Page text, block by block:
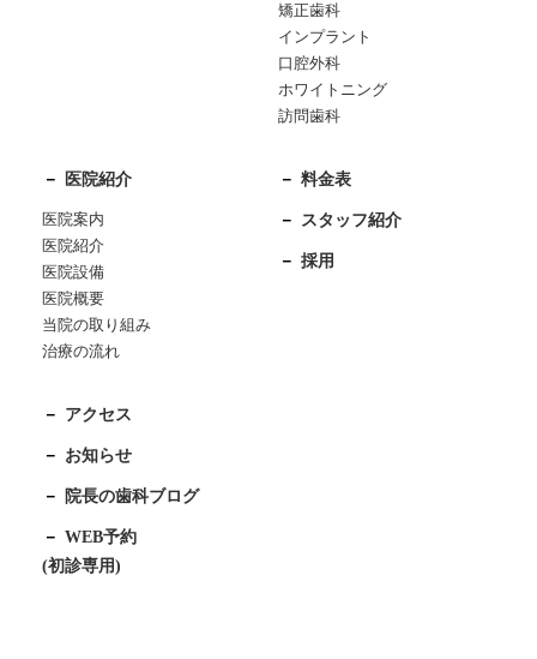
矯正歯科
インプラント
口腔外科
ホワイトニング
訪問歯科
医院紹介
医院案内
医院紹介
医院設備
医院概要
当院の取り組み
治療の流れ
料金表
スタッフ紹介
採用
アクセス
お知らせ
院長の歯科ブログ
WEB予約
(初診専用)